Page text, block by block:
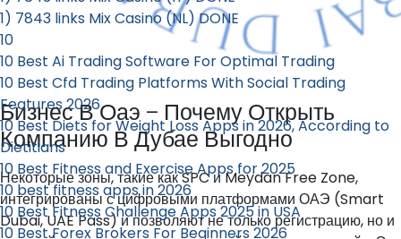
Бизнес В Оаэ — Почему Открыть
Компанию В Дубае Выгодно
Некоторые зоны, такие как SPC и Meydan Free Zone,
интегрированы с цифровыми платформами ОАЭ (Smart
Dubai, UAE Pass) и позволяют не только регистрацию, но и
1) 7843 links Mix Casino (NL) DONE
10
10 Best Ai Trading Software For Optimal Trading
10 Best Cfd Trading Platforms With Social Trading
Features 2026
10 Best Diets for Weight Loss Apps in 2026, According to
Dietitians
10 Best Fitness and Exercise Apps for 2025
10 best fitness apps in 2026
10 Best Fitness Challenge Apps 2025 in USA
10 Best Forex Brokers For Beginners 2026